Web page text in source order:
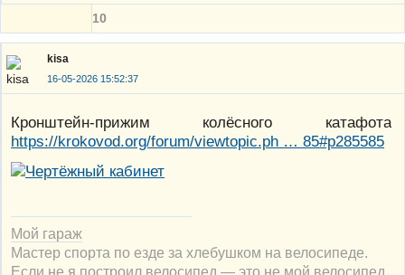
10
kisa
16-05-2026 15:52:37
Кронштейн-прижим колёсного катафота
https://krokovod.org/forum/viewtopic.ph … 85#p285585
Мой гараж
Мастер спорта по езде за хлебушком на велосипеде.
Если не я построил велосипед — это не мой велосипед.